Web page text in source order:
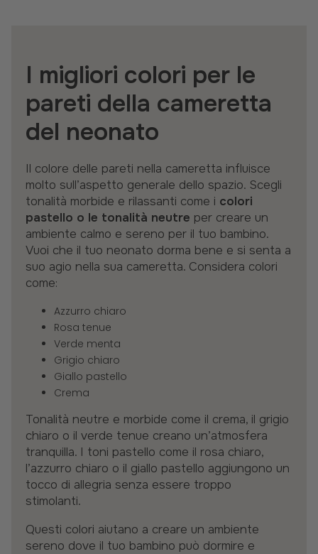
I migliori colori per le
pareti della cameretta
del neonato
Il colore delle pareti nella cameretta influisce
molto sull’aspetto generale dello spazio. Scegli
tonalità morbide e rilassanti come i colori
pastello o le tonalità neutre per creare un
ambiente calmo e sereno per il tuo bambino.
Vuoi che il tuo neonato dorma bene e si senta a
suo agio nella sua cameretta. Considera colori
come:
Azzurro chiaro
Rosa tenue
Verde menta
Grigio chiaro
Giallo pastello
Crema
Tonalità neutre e morbide come il crema, il grigio
chiaro o il verde tenue creano un’atmosfera
tranquilla. I toni pastello come il rosa chiaro,
l’azzurro chiaro o il giallo pastello aggiungono un
tocco di allegria senza essere troppo
stimolanti.
Questi colori aiutano a creare un ambiente
sereno dove il tuo bambino può dormire e